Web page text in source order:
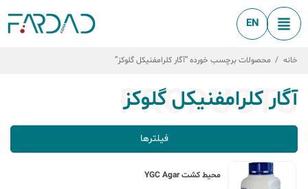
EN
خانه / محصولات برچسب خورده “آگار کلرامفنیکل گلوکز”
PRODUCTS
آگار کلرامفنیکل گلوکز
فیلترها
محیط کشت YGC Agar